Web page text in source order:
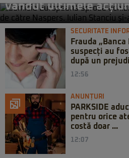
vândut ultimele
SECURITATE
Frauda
suspecți au
după un
12:56
ANUNȚURI
PARKSIDE
pentru orice
costă doar ...
12:07